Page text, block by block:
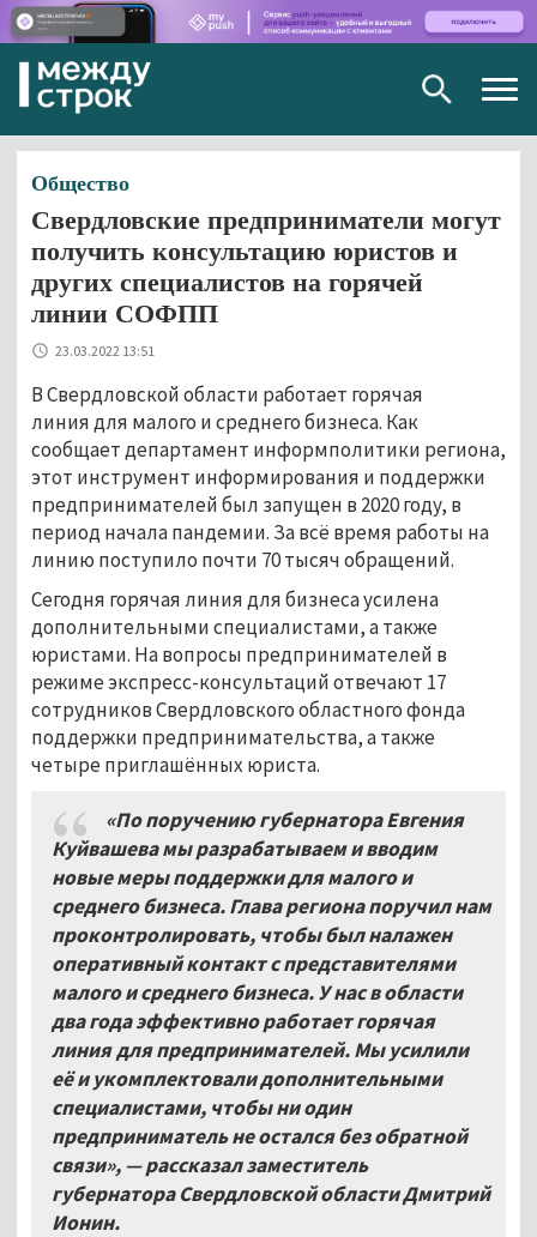
Общество
Свердловские предприниматели могут
получить консультацию юристов и
других специалистов на горячей
линии СОФПП
23.03.2022 13:51
В Свердловской области работает горячая
линия для малого и среднего бизнеса. Как
сообщает департамент информполитики региона,
этот инструмент информирования и поддержки
предпринимателей был запущен в 2020 году, в
период начала пандемии. За всё время работы на
линию поступило почти 70 тысяч обращений.
Сегодня горячая линия для бизнеса усилена
дополнительными специалистами, а также
юристами. На вопросы предпринимателей в
режиме экспресс-консультаций отвечают 17
сотрудников Свердловского областного фонда
поддержки предпринимательства, а также
четыре приглашённых юриста.
«По поручению губернатора Евгения
Куйвашева мы разрабатываем и вводим
новые меры поддержки для малого и
среднего бизнеса. Глава региона поручил нам
проконтролировать, чтобы был налажен
оперативный контакт с представителями
малого и среднего бизнеса. У нас в области
два года эффективно работает горячая
линия для предпринимателей. Мы усилили
её и укомплектовали дополнительными
специалистами, чтобы ни один
предприниматель не остался без обратной
связи», — рассказал заместитель
губернатора Свердловской области Дмитрий
Ионин.